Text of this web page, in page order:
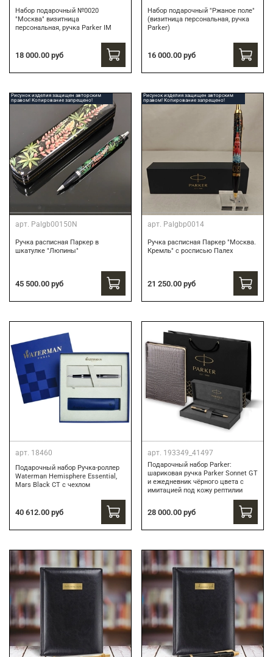
Набор подарочный №0020
"Москва" визитница
персональная, ручка Parker IM
18 000.00 руб
Набор подарочный "Ржаное поле"
(визитница персональная, ручка
Parker)
16 000.00 руб
Рисунок изделия защищен авторским
правом! Копирование запрещено!
арт. Palgb00150N
Ручка расписная Паркер в
шкатулке "Люпины"
45 500.00 руб
Рисунок изделия защищен авторским
правом! Копирование запрещено!
арт. Palgbp0014
Ручка расписная Паркер "Москва.
Кремль" с росписью Палех
21 250.00 руб
арт. 18460
Подарочный набор Ручка-роллер
Waterman Hemisphere Essential,
Mars Black CT с чехлом
40 612.00 руб
арт. 193349_41497
Подарочный набор Parker:
шариковая ручка Parker Sonnet GT
и ежедневник чёрного цвета с
имитацией под кожу рептилии
28 000.00 руб